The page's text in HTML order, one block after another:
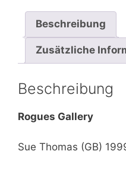
Beschreibung
Zusätzliche
Beschreibung
Rogues Gallery
Sue Thomas (GB)